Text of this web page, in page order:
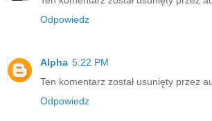
Odpowiedz
Alpha 5:22 PM
Ten komentarz został usunięty przez
Odpowiedz